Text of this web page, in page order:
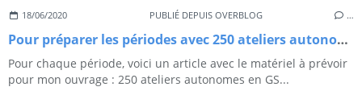
18/06/2020 PUBLIÉ DEPUIS OVERBLOG …
Pour préparer les périodes avec 250 ateliers autonomes en GS
Pour chaque période, voici un article avec le matériel à prévoir
pour mon ouvrage : 250 ateliers autonomes en GS...